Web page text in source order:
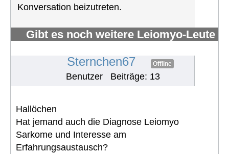
Konversation beizutreten.
Gibt es noch weitere Leiomyo-Leute
Sternchen67 Offline
Benutzer Beiträge: 13
Hallöchen
Hat jemand auch die Diagnose Leiomyo
Sarkome und Interesse am
Erfahrungsaustausch?